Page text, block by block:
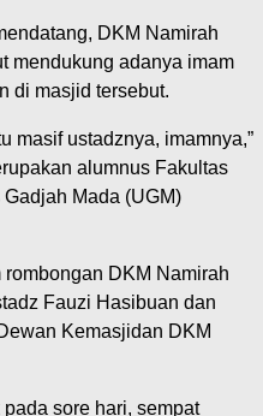
DKM Namirah
mendukung adanya imam
di masjid tersebut.
masif ustadznya, imamnya,”
alumnus Fakultas
Mada (UGM)
DKM Namirah
Fauzi Hasibuan dan
Kemasjidan DKM
sore hari, sempat